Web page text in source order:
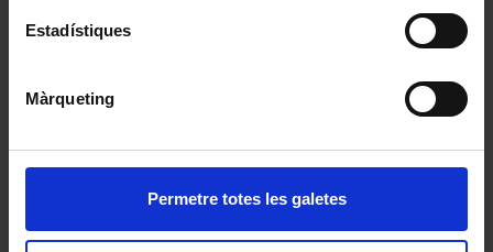
Estadístiques
Màrqueting
Permetre totes les galetes